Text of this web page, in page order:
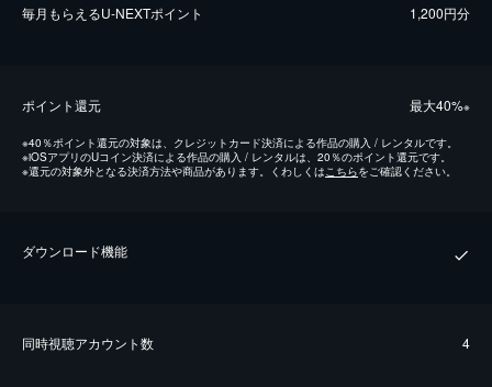
毎⽉もらえるU-NEXTポイント 1,200円分
ポイント還元 最⼤40%※
※40％ポイント還元の対象は、クレジットカード決済による作品の購入 / レンタルです。
※iOSアプリのUコイン決済による作品の購入 / レンタルは、20％のポイント還元です。
※還元の対象外となる決済方法や商品があります。くわしくは こちらをご確認ください。
ダウンロード機能
同時視聴アカウント数 4